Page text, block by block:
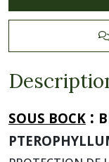
SOUS BOCK :